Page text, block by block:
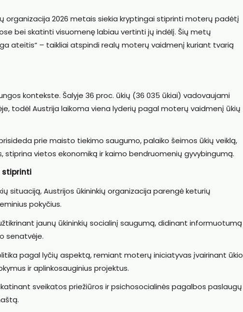
organizacija 2026 metais siekia kryptingai stiprinti moterų padėtį
bei skatinti visuomenę labiau vertinti jų indėlį. Šių metų
ateitis“ – taikliai atspindi realų moterų vaidmenį kuriant tvarią
kontekste. Šalyje 36 proc. ūkių (36 035 ūkiai) vadovaujami
todėl Austrija laikoma viena lyderių pagal moterų vaidmenį ūkių
prie maisto tiekimo saugumo, palaiko šeimos ūkių veiklą,
stiprina vietos ekonomiką ir kaimo bendruomenių gyvybingumą.
stiprinti
situaciją, Austrijos ūkininkių organizacija parengė keturių
pokyčius.
jaunų ūkininkių socialinį saugumą, didinant informuotumą
senatvėje.
pagal lyčių aspektą, remiant moterų iniciatyvas įvairinant ūkio
ir aplinkosauginius projektus.
sveikatos priežiūros ir psichosocialinės pagalbos paslaugų